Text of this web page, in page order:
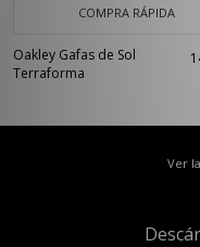
COMPRA RÁPIDA
Oakley Gafas de Sol
Terraforma
Ver